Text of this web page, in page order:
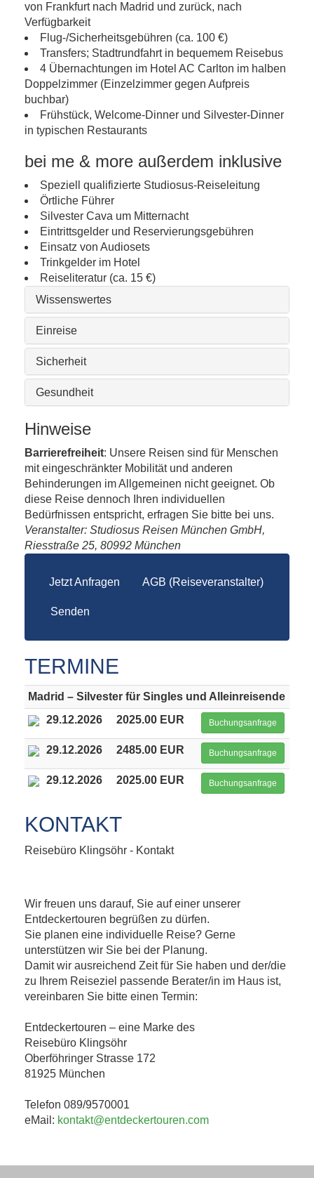
von Frankfurt nach Madrid und zurück, nach
Verfügbarkeit
Flug-/Sicherheitsgebühren (ca. 100 €)
Transfers; Stadtrundfahrt in bequemem Reisebus
4 Übernachtungen im Hotel AC Carlton im halben
Doppelzimmer (Einzelzimmer gegen Aufpreis
buchbar)
Frühstück, Welcome-Dinner und Silvester-Dinner
in typischen Restaurants
bei me & more außerdem inklusive
Speziell qualifizierte Studiosus-Reiseleitung
Örtliche Führer
Silvester Cava um Mitternacht
Eintrittsgelder und Reservierungsgebühren
Einsatz von Audiosets
Trinkgelder im Hotel
Reiseliteratur (ca. 15 €)
Wissenswertes
Einreise
Sicherheit
Gesundheit
Hinweise
Barrierefreiheit: Unsere Reisen sind für Menschen
mit eingeschränkter Mobilität und anderen
Behinderungen im Allgemeinen nicht geeignet. Ob
diese Reise dennoch Ihren individuellen
Bedürfnissen entspricht, erfragen Sie bitte bei uns.
Veranstalter: Studiosus Reisen München GmbH,
Riesstraße 25, 80992 München
Jetzt Anfragen AGB (Reiseveranstalter)
Senden
TERMINE
Madrid – Silvester für Singles und Alleinreisende
29.12.2026
2025.00 EUR Buchungsanfrage
29.12.2026 2485.00 EUR Buchungsanfrage
29.12.2026 2025.00 EUR Buchungsanfrage
KONTAKT
Reisebüro Klingsöhr - Kontakt
Wir freuen uns darauf, Sie auf einer unserer
Entdeckertouren begrüßen zu dürfen.
Sie planen eine individuelle Reise? Gerne
unterstützen wir Sie bei der Planung.
Damit wir ausreichend Zeit für Sie haben und der/die
zu Ihrem Reiseziel passende Berater/in im Haus ist,
vereinbaren Sie bitte einen Termin:
Entdeckertouren – eine Marke des
Reisebüro Klingsöhr
Oberföhringer Strasse 172
81925 München
Telefon 089/9570001
eMail: kontakt@entdeckertouren.com